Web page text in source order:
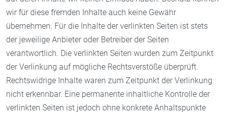
wir für diese fremden Inhalte auch keine Gewähr
übernehmen. Für die Inhalte der verlinkten Seiten ist stets
der jeweilige Anbieter oder Betreiber der Seiten
verantwortlich. Die verlinkten Seiten wurden zum Zeitpunkt
der Verlinkung auf mögliche Rechtsverstöße überprüft.
Rechtswidrige Inhalte waren zum Zeitpunkt der Verlinkung
nicht erkennbar. Eine permanente inhaltliche Kontrolle der
verlinkten Seiten ist jedoch ohne konkrete Anhaltspunkte